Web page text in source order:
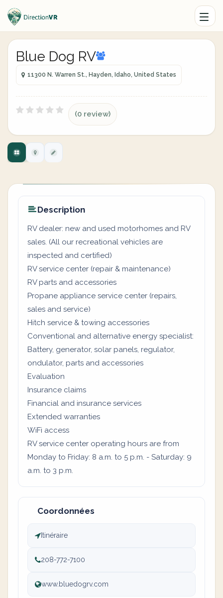
Blue Dog RV
11300 N. Warren St., Hayden, Idaho, United States
(0 review)
Description
RV dealer: new and used motorhomes and RV
sales. (All our recreational vehicles are
inspected and certified)
RV service center (repair & maintenance)
RV parts and accessories
Propane appliance service center (repairs,
sales and service)
Hitch service & towing accessories
Conventional and alternative energy specialist:
Battery, generator, solar panels, regulator,
ondulator, parts and accessories
Evaluation
Insurance claims
Financial and insurance services
Extended warranties
WiFi access
RV service center operating hours are from
Monday to Friday: 8 a.m. to 5 p.m. - Saturday: 9
a.m. to 3 p.m.
Coordonnées
Itinéraire
208-772-7100
www.bluedogrv.com